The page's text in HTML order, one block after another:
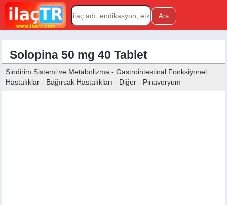
Solopina 50 mg 40 Tablet
Sindirim Sistemi ve Metabolizma - Gastrointestinal Fonksiyonel
Hastalıklar - Bağırsak Hastalıkları - Diğer - Pinaveryum